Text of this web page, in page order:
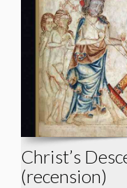
Christ’s
(recension)